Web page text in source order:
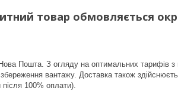
товар обмовляється
Пошта. З огляду на оптимальних тарифів з
вантажу. Доставка також
100% оплати).